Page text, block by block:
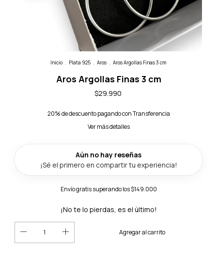
Inicio Plata 925 Aros Aros Argollas Finas 3 cm
Aros Argollas Finas 3 cm
$29.990
20% de descuentopagando con Transferencia
Ver más detalles
Envío gratis superando los$149.000
¡No te lo pierdas, es el último!